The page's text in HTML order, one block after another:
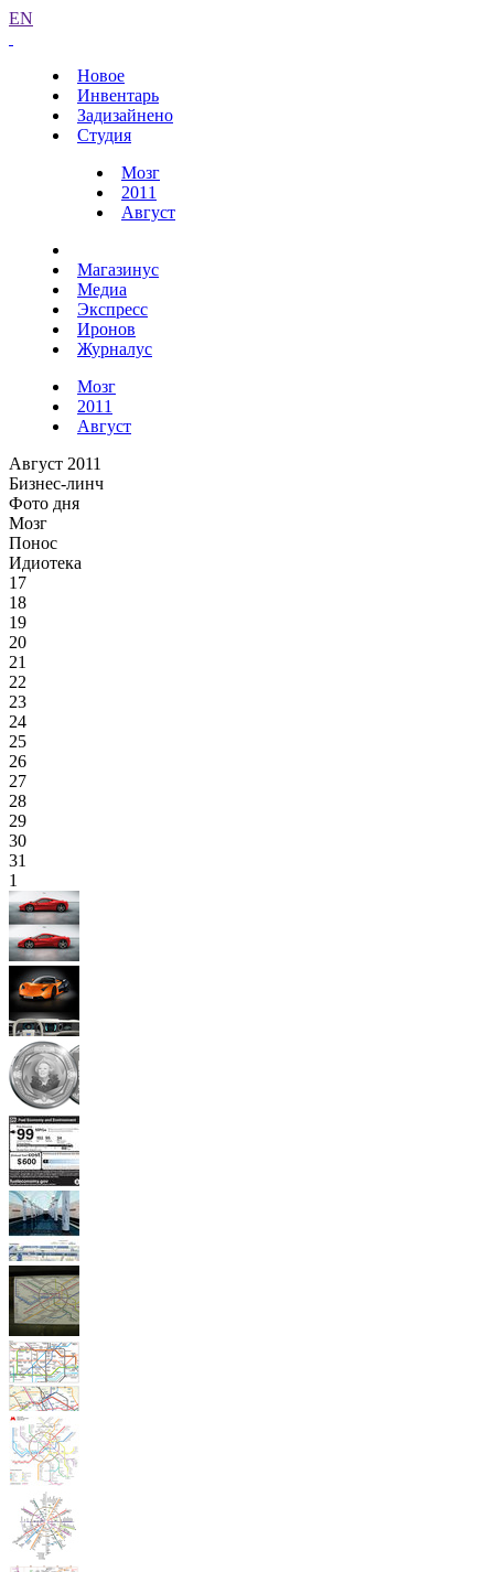
EN
Новое
Инвентарь
Задизайнено
Студия
Мозг
2011
Август
Магазинус
Медиа
Экспресс
Иронов
Журналус
Мозг
2011
Август
Август 2011
Бизнес-линч
Фото дня
Мозг
Понос
Идиотека
17
18
19
20
21
22
23
24
25
26
27
28
29
30
31
1